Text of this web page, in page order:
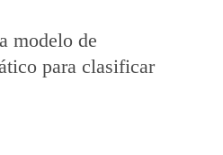
modelo de
para clasificar